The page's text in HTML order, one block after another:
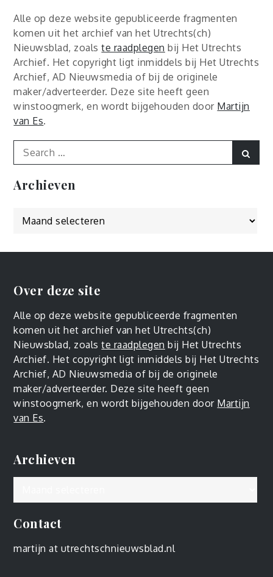
Alle op deze website gepubliceerde fragmenten
komen uit het archief van het Utrechts(ch)
Nieuwsblad, zoalste raadplegen bij Het Utrechts
Archief. Het copyright ligt inmiddels bij Het Utrechts
Archief, AD Nieuwsmedia of bij de originele
maker/adverteerder. Deze site heeft geen
winstoogmerk, en wordt bijgehouden door Martijn
van Es.
Search
for:
Archieven
Over deze site
Alle op deze website gepubliceerde fragmenten
komen uit het archief van het Utrechts(ch)
Nieuwsblad, zoalste raadplegen bij Het Utrechts
Archief. Het copyright ligt inmiddels bij Het Utrechts
Archief, AD Nieuwsmedia of bij de originele
maker/adverteerder. Deze site heeft geen
winstoogmerk, en wordt bijgehouden door Martijn
van Es.
Archieven
Contact
martijn at utrechtschnieuwsblad.nl